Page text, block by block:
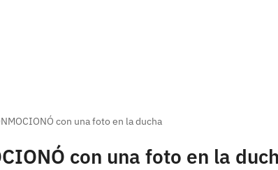
con una foto en la ducha
con una foto en la